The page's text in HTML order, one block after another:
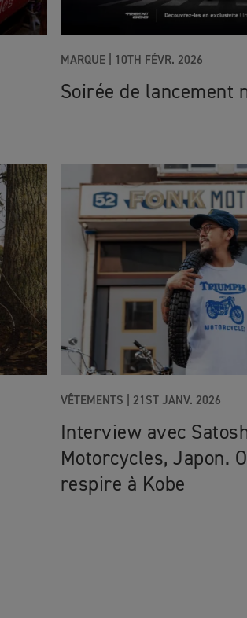
MARQUE| 10TH FÉVR. 2026
Soirée de lancement
VÊTEMENTS 21ST JANV. 2026
Interview avec
Motorcycles, Japon.
respire à Kobe